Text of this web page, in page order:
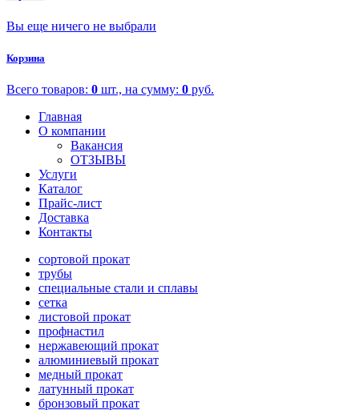
Вы еще ничего не выбрали
Корзина
Всего товаров: 0 шт., на сумму: 0 руб.
Главная
О компании
Вакансия
ОТЗЫВЫ
Услуги
Каталог
Прайс-лист
Доставка
Контакты
сортовой прокат
трубы
специальные стали и сплавы
сетка
листовой прокат
профнастил
нержавеющий прокат
алюминиевый прокат
медный прокат
латунный прокат
бронзовый прокат